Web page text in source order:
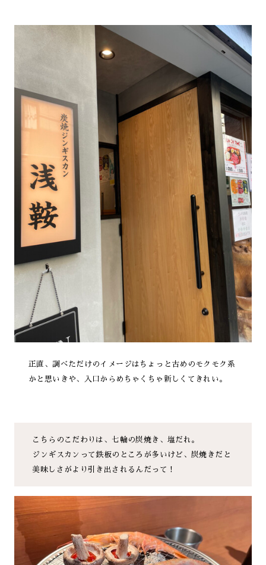
正直、調べただけのイメージはちょっと古めのモクモク系
かと思いきや、入口からめちゃくちゃ新しくてきれい。
こちらのこだわりは、七輪の炭焼き、塩だれ。
ジンギスカンって鉄板のところが多いけど、炭焼きだと
美味しさがより引き出されるんだって！